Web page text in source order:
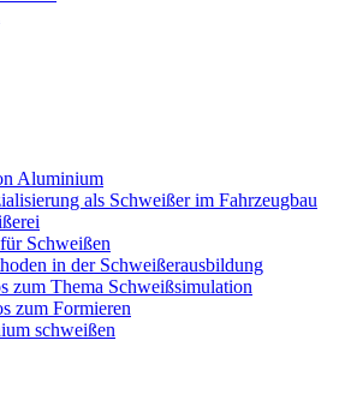
Aluminium
als Schweißer im Fahrzeugbau
Schweißen
in der Schweißerausbildung
zum Thema Schweißsimulation
zum Formieren
schweißen